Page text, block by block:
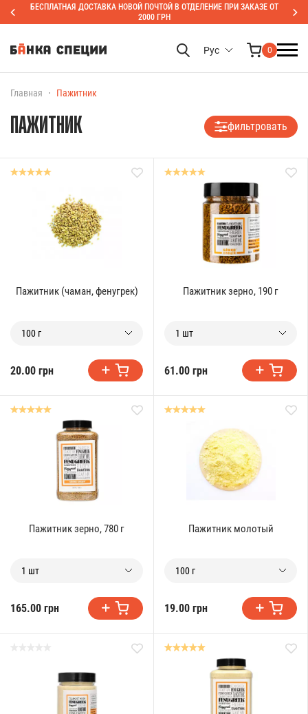
БЕСПЛАТНАЯ ДОСТАВКА НОВОЙ ПОЧТОЙ В ОТДЕЛЕНИЕ ПРИ ЗАКАЗЕ ОТ
2000 ГРН
Рус 0
Главная Пажитник
ПАЖИТНИК фильтровать
Пажитник (чаман, фенугрек)
100 г
20.00 грн
Пажитник зерно, 190 г
1 шт
61.00 грн
Пажитник зерно, 780 г
1 шт
165.00 грн
Пажитник молотый
100 г
19.00 грн